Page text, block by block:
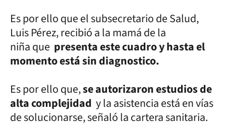
Es por ello que el subsecretario de Salud,
Luis Pérez, recibió a la mamá de la
niña que presenta este cuadro y hasta el
momento está sin diagnostico.
Es por ello que,se autorizaron estudios de
alta complejidad y la asistencia está en vías
de solucionarse, señaló la cartera sanitaria.